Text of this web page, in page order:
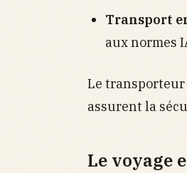
Transport
aux normes
Le transporteur
assurent la
Le voyage